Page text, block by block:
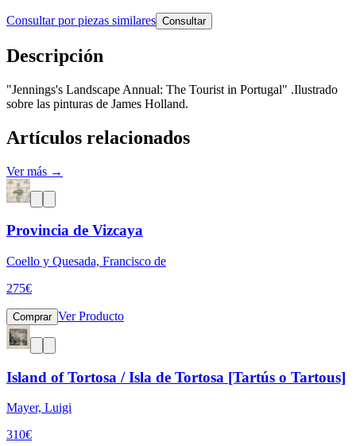
Consultar por piezas similares Consultar
Descripción
"Jennings's Landscape Annual: The Tourist in Portugal" .Ilustrado
sobre las pinturas de James Holland.
Artículos relacionados
Ver más →
Provincia de Vizcaya
Coello y Quesada, Francisco de
275€
Comprar Ver Producto
Island of Tortosa / Isla de Tortosa [Tartús o Tartous]
Mayer, Luigi
310€